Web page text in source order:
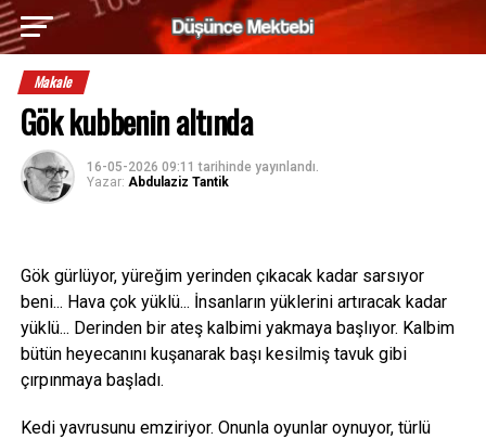
Makale
Gök kubbenin altında
16-05-2026 09:11 tarihinde yayınlandı.
Yazar: Abdulaziz Tantik
Gök gürlüyor, yüreğim yerinden çıkacak kadar sarsıyor
beni... Hava çok yüklü... İnsanların yüklerini artıracak kadar
yüklü... Derinden bir ateş kalbimi yakmaya başlıyor. Kalbim
bütün heyecanını kuşanarak başı kesilmiş tavuk gibi
çırpınmaya başladı.
Kedi yavrusunu emziriyor. Onunla oyunlar oynuyor, türlü